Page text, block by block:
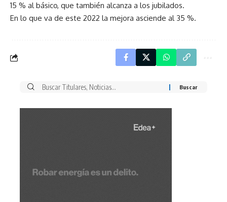
15 % al básico, que también alcanza a los jubilados.
En lo que va de este 2022 la mejora asciende al 35 %.
Buscar